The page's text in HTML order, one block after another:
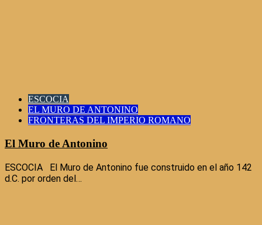
ESCOCIA
EL MURO DE ANTONINO
FRONTERAS DEL IMPERIO ROMANO
El Muro de Antonino
ESCOCIA El Muro de Antonino fue construido en el año 142
d.C. por orden del…